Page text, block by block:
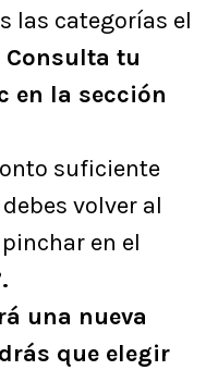
las categorías el
Consulta tu
en la sección
suficiente
volver al
en el
una nueva
que elegir